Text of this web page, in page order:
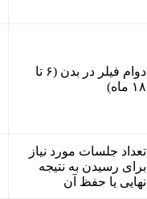
دوام فیلر در بدن (۶ تا
۱۸ ماه)
تعداد جلسات مورد نیاز
برای رسیدن به نتیجه
نهایی یا حفظ آن